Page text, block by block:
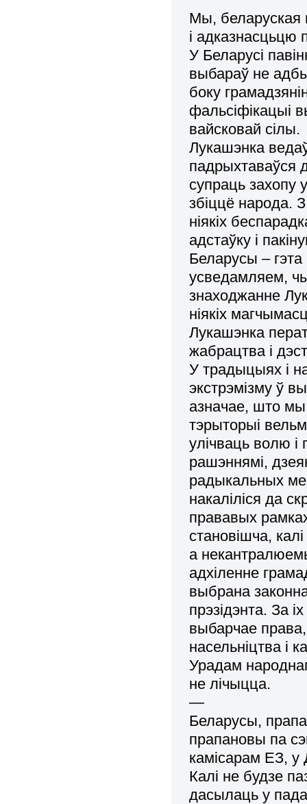
Мы, беларуская
і адказнасцьцю
У Беларусі
выбараў не
боку
фальсіфікацыі
вайсковай сілы.
Лукашэнка
падрыхтаваўся
супраць
збіццё народа.
ніякіх
адстаўку і
Беларусы –
усведамляем,
знаходжанне
ніякіх
Лукашэнка
жабрацтва і
У традыцыях і
экстрэмізму ў
азначае, што
тэрыторыі
улічваць волю і
рашэннямі,
радыкальных
накаліліся да
прававых
становішча,
а
адхіленне
выбрана
прэзідэнта. За
выбарчае
насельніцтва і
Урадам
не лічыцца.
—
Беларусы,
прапановы па
камісарам ЕЗ,
Калі не будзе
дасылаць у